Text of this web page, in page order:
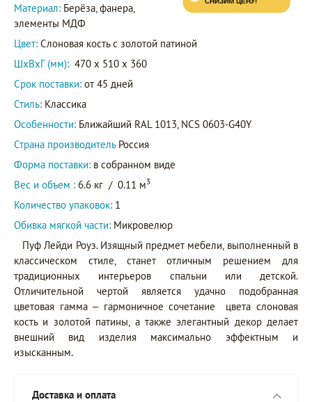
Материал: Берёза, фанера,
элементы МДФ
Цвет: Слоновая кость с золотой патиной
ШxВxГ (мм): 470 x 510 x 360
Срок поставки: от 45 дней
Стиль: Классика
Особенности: Ближайший RAL 1013, NCS 0603-G40Y
Страна производитель Россия
Форма поставки: в собранном виде
Вес и объем : 6.6 кг / 0.11 м3
Количество упаковок: 1
Обивка мягкой части: Микровелюр
Пуф Лейди Роуз. Изящный предмет мебели, выполненный в
классическом стиле, станет отличным решением для
традиционных интерьеров спальни или детской.
Отличительной чертой является удачно подобранная
цветовая гамма – гармоничное сочетание цвета слоновая
кость и золотой патины, а также элегантный декор делает
внешний вид изделия максимально эффектным и
изысканным.
Доставка и оплата